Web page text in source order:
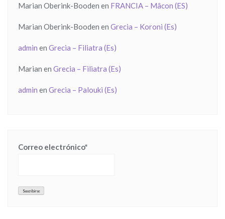
Marian Oberink-Booden en FRANCIA – Mâcon (ES)
Marian Oberink-Booden en Grecia – Koroni (Es)
admin en Grecia – Filiatra (Es)
Marian en Grecia – Filiatra (Es)
admin en Grecia – Palouki (Es)
Correo electrónico*